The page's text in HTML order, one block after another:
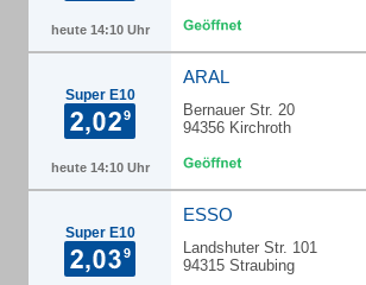
heute 14:10 Uhr
Super E10
heute 14:10 Uhr
ARAL
Bernauer Str. 20
94356 Kirchroth
Super E10
ESSO
Landshuter Str. 101
94315 Straubing